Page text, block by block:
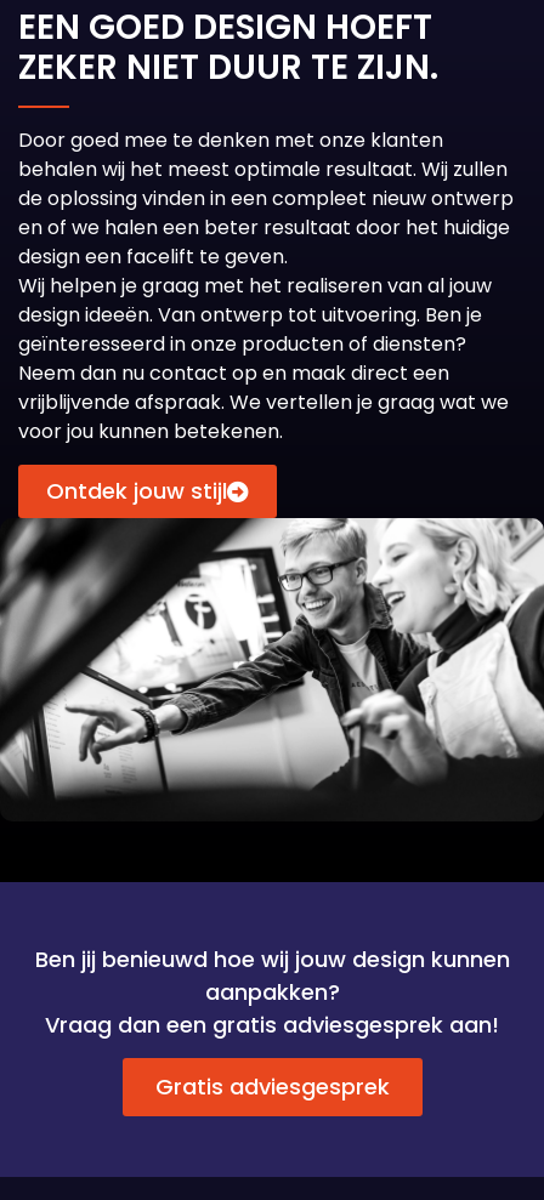
EEN GOED DESIGN HOEFT
ZEKER NIET DUUR TE ZIJN.
Door goed mee te denken met onze klanten
behalen wij het meest optimale resultaat. Wij zullen
de oplossing vinden in een compleet nieuw ontwerp
en of we halen een beter resultaat door het huidige
design een facelift te geven.
Wij helpen je graag met het realiseren van al jouw
design ideeën. Van ontwerp tot uitvoering. Ben je
geïnteresseerd in onze producten of diensten?
Neem dan nu contact op en maak direct een
vrijblijvende afspraak. We vertellen je graag wat we
voor jou kunnen betekenen.
Ontdek jouw stijl
Ben jij benieuwd hoe wij jouw design kunnen
aanpakken?
Vraag dan een gratis adviesgesprek aan!
Gratis adviesgesprek